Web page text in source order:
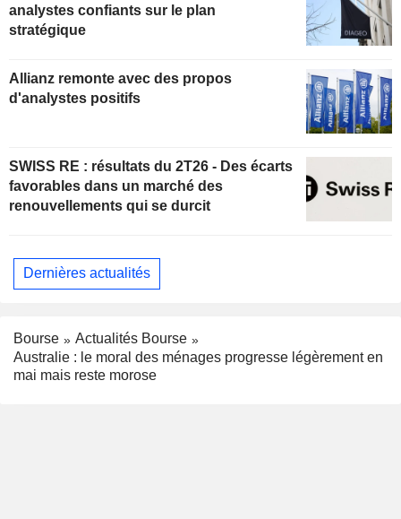
analystes confiants sur le plan
stratégique
Allianz remonte avec des propos
d'analystes positifs
SWISS RE : résultats du 2T26 - Des écarts
favorables dans un marché des
renouvellements qui se durcit
Dernières actualités
Bourse
Actualités Bourse
Australie : le moral des ménages progresse légèrement en
mai mais reste morose